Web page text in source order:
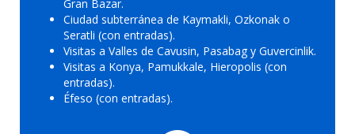
Gran Bazar.
Ciudad subterránea de Kaymakli, Ozkonak o
Seratli (con entradas).
Visitas a Valles de Cavusin, Pasabag y Guvercinlik.
Visitas a Konya, Pamukkale, Hieropolis (con
entradas).
Éfeso (con entradas).